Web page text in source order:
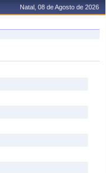
Natal, 08 de Agosto de 2026